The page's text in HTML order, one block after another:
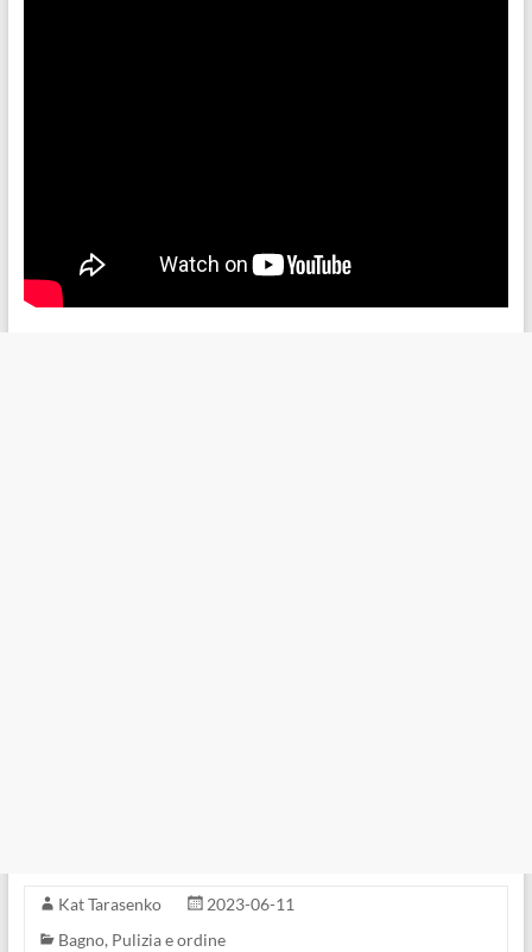
Kat Tarasenko
2023-06-11
Bagno, Pulizia e ordine